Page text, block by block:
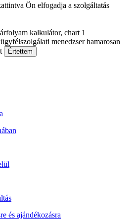
Ön elfogadja a szolgáltatás
menedzser hamarosan
Értettem
és ajándékozásra